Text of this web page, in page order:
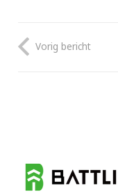
Vorig bericht